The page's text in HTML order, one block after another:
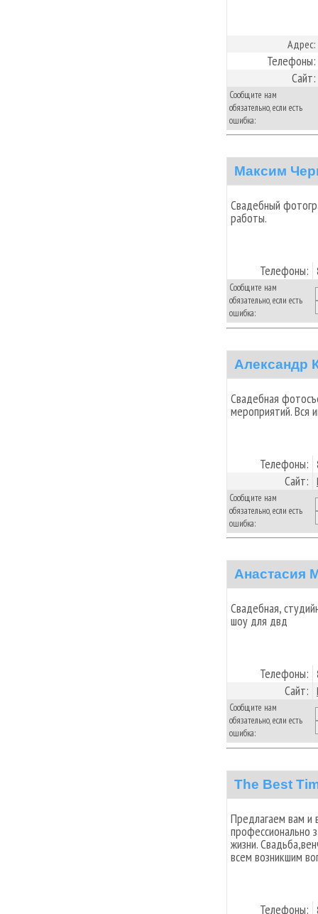
Адрес:
Телефоны:
Сайт:
Сообщите нам
обязательно, если есть
ошибка:
Максим
Свадебный
работы.
Телефоны:
Сообщите нам
обязательно, если есть
ошибка:
Александр
Свадебная
мероприятий. Вся
Телефоны:
Сайт:
Сообщите нам
обязательно, если есть
ошибка:
Анастасия
Свадебная,
шоу для двд
Телефоны:
Сайт:
Сообщите нам
обязательно, если есть
ошибка:
The Best
Предлагаем вам и
профессионально
жизни.
всем возникшим
Телефоны: